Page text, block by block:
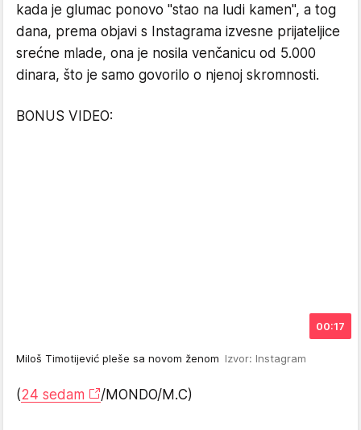
kada je glumac ponovo "stao na ludi kamen", a tog
dana, prema objavi s Instagrama izvesne prijateljice
srećne mlade, ona je nosila venčanicu od 5.000
dinara, što je samo govorilo o njenoj skromnosti.
BONUS VIDEO:
00:17
Miloš Timotijević pleše sa novom ženom Izvor: Instagram
(24 sedam /MONDO/M.C)